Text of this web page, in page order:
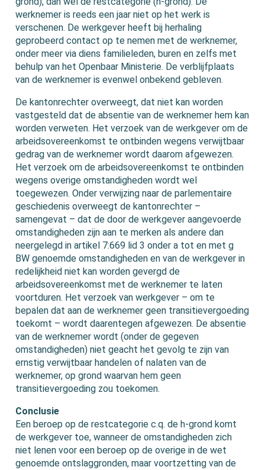
werknemer is reeds een jaar niet op het werk is
verschenen. De werkgever heeft bij herhaling
geprobeerd contact op te nemen met de werknemer,
onder meer via diens familieleden, buren en zelfs met
behulp van het Openbaar Ministerie. De verblijfplaats
van de werknemer is evenwel onbekend gebleven.
De kantonrechter overweegt, dat niet kan worden
vastgesteld dat de absentie van de werknemer hem kan
worden verweten. Het verzoek van de werkgever om de
arbeidsovereenkomst te ontbinden wegens verwijtbaar
gedrag van de werknemer wordt daarom afgewezen.
Het verzoek om de arbeidsovereenkomst te ontbinden
wegens overige omstandigheden wordt wel
toegewezen. Onder verwijzing naar de parlementaire
geschiedenis overweegt de kantonrechter –
samengevat – dat de door de werkgever aangevoerde
omstandigheden zijn aan te merken als andere dan
neergelegd in artikel 7:669 lid 3 onder a tot en met g
BW genoemde omstandigheden en van de werkgever in
redelijkheid niet kan worden gevergd de
arbeidsovereenkomst met de werknemer te laten
voortduren. Het verzoek van werkgever – om te
bepalen dat aan de werknemer geen transitievergoeding
toekomt – wordt daarentegen afgewezen. De absentie
van de werknemer wordt (onder de gegeven
omstandigheden) niet geacht het gevolg te zijn van
ernstig verwijtbaar handelen of nalaten van de
werknemer, op grond waarvan hem geen
transitievergoeding zou toekomen.
Conclusie
Een beroep op de restcategorie c.q. de h-grond komt
de werkgever toe, wanneer de omstandigheden zich
niet lenen voor een beroep op de overige in de wet
genoemde ontslaggronden, maar voortzetting van de